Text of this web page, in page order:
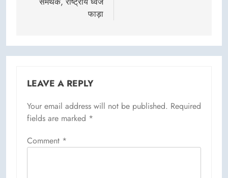
फाड़ा
LEAVE A REPLY
Your email address will not be published. Required
fields are marked *
Comment *